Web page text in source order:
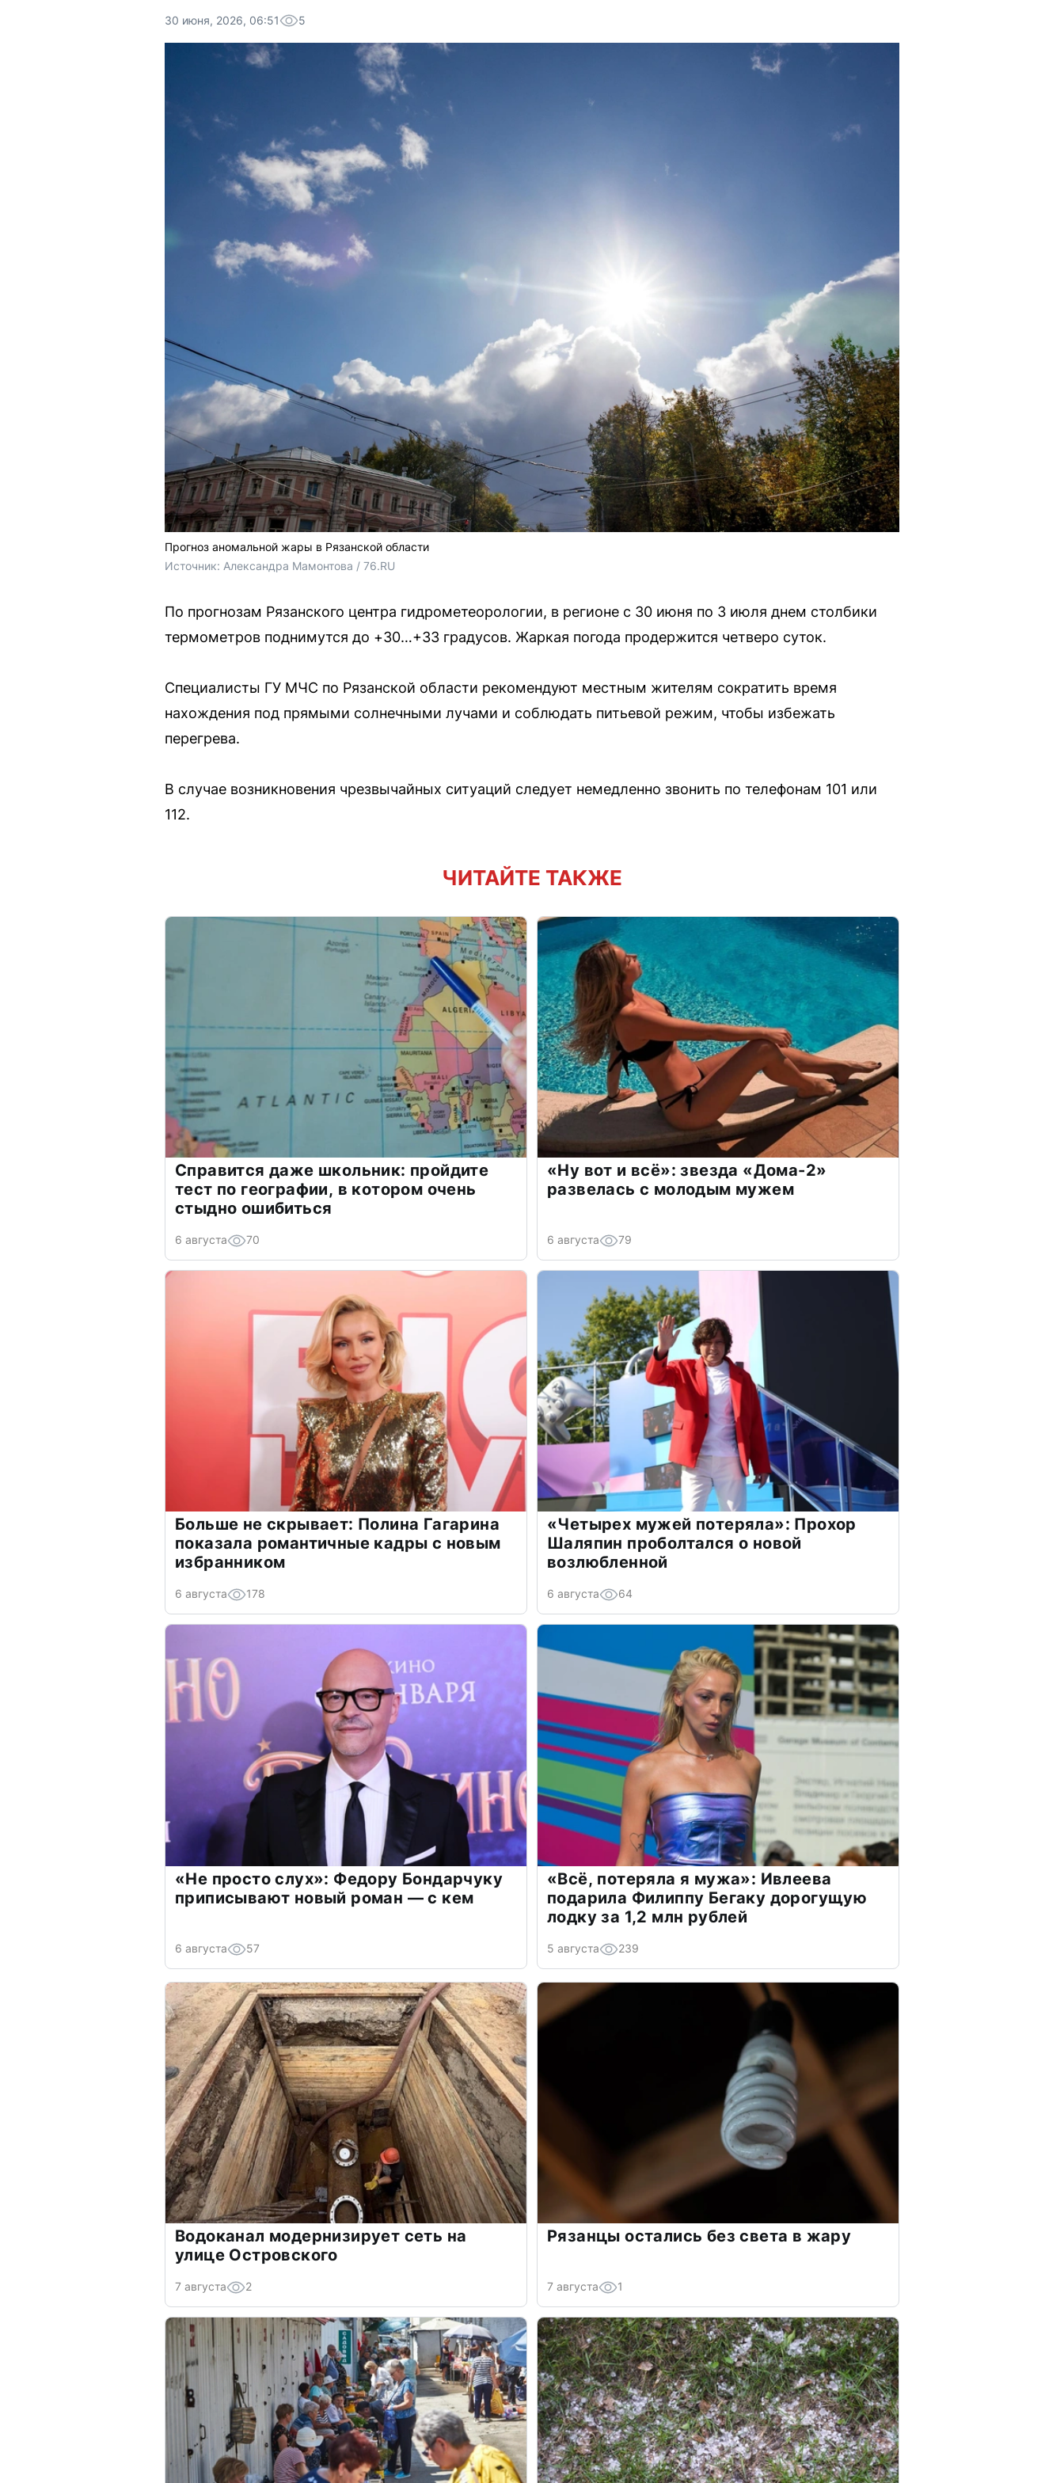
30 июня, 2026, 06:51 5
Прогноз аномальной жары в Рязанской области
Источник: Александра Мамонтова / 76.RU
По прогнозам Рязанского центра гидрометеорологии, в регионе с 30 июня по 3 июля днем столбики
термометров поднимутся до +30…+33 градусов. Жаркая погода продержится четверо суток.
Специалисты ГУ МЧС по Рязанской области рекомендуют местным жителям сократить время
нахождения под прямыми солнечными лучами и соблюдать питьевой режим, чтобы избежать
перегрева.
В случае возникновения чрезвычайных ситуаций следует немедленно звонить по телефонам 101 или
112.
ЧИТАЙТЕ ТАКЖЕ
Справится даже школьник: пройдите
тест по географии, в котором очень
стыдно ошибиться
6 августа 70
«Ну вот и всё»: звезда «Дома-2»
развелась с молодым мужем
6 августа 79
Больше не скрывает: Полина Гагарина
показала романтичные кадры с новым
избранником
6 августа 178
«Четырех мужей потеряла»: Прохор
Шаляпин проболтался о новой
возлюбленной
6 августа 64
«Не просто слух»: Федору Бондарчуку
приписывают новый роман — с кем
6 августа 57
«Всё, потеряла я мужа»: Ивлеева
подарила Филиппу Бегаку дорогущую
лодку за 1,2 млн рублей
5 августа 239
Водоканал модернизирует сеть на
улице Островского
7 августа 2
Рязанцы остались без света в жару
7 августа 1